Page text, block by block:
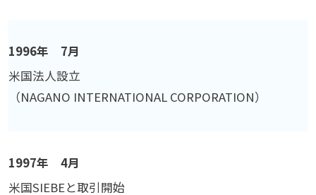
1996年 7月
米国法人設立
（NAGANO INTERNATIONAL CORPORATION）
1997年 4月
米国SIEBEと取引開始